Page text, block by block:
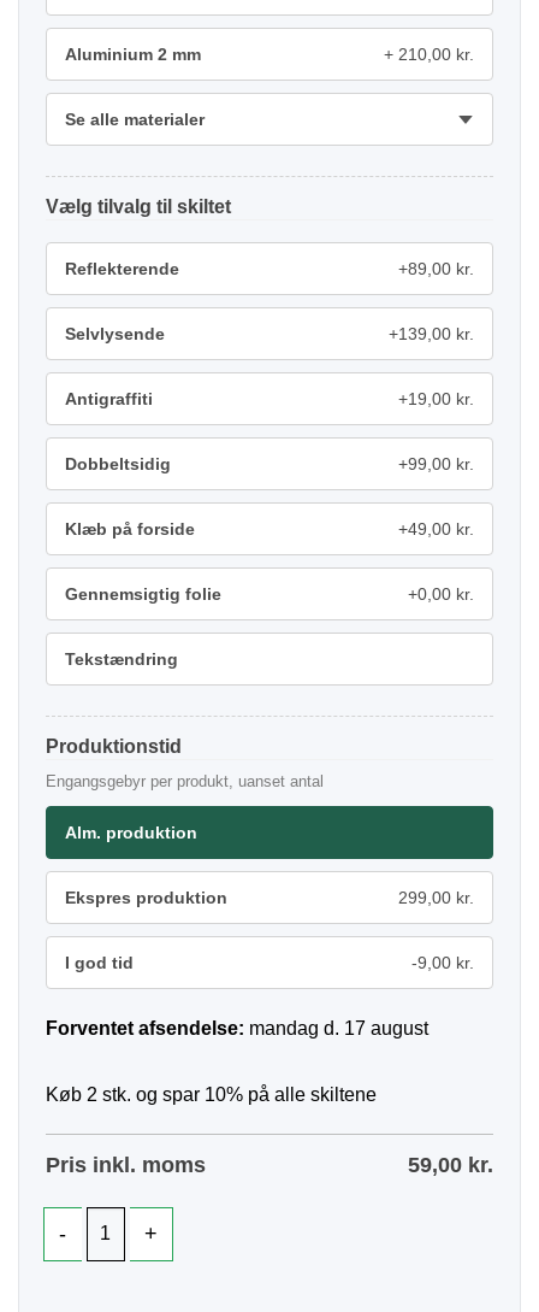
Aluminium 2 mm 210,00 kr.
Se alle materialer
tilvalg
Reflekterende +89,00 kr.
Selvlysende +139,00 kr.
Antigraffiti +19,00 kr.
Dobbeltsidig +99,00 kr.
Klæb på forside +49,00 kr.
Gennemsigtig folie +0,00 kr.
Tekstændring
Produktionstid
Engangsgebyr per produkt, uanset antal
Alm. produktion
Ekspres produktion 299,00 kr.
I god tid -9,00 kr.
Forventet afsendelse: mandag d. 17 august
Køb 2 stk. og spar 10% på alle skiltene
Pris inkl. moms 59,00 kr.